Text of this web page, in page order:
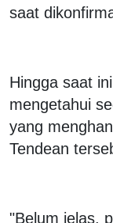
saat
Hingga saat
mengetahui
yang
Tendean
"Belum jelas,